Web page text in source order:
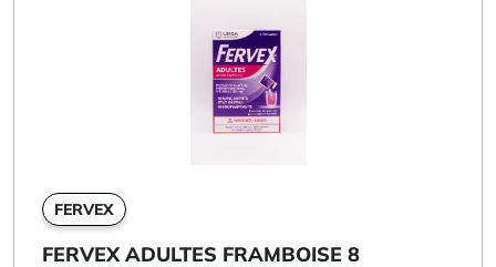
FERVEX
FERVEX ADULTES FRAMBOISE 8